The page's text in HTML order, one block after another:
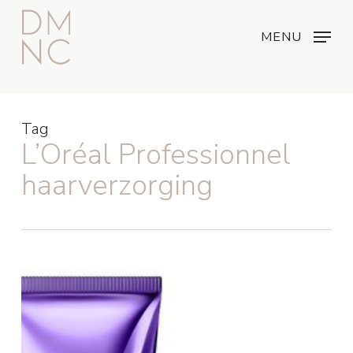
Skip
main
content
MENU
Tag
L’Oréal Professionnel
haarverzorging
Wil
je
glad
en